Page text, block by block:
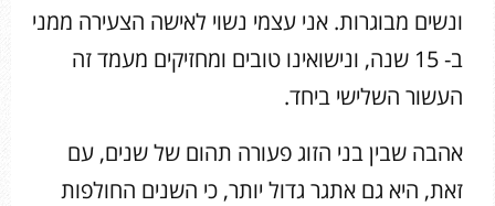
ונשים מבוגרות. אני עצמי נשוי לאישה הצעירה ממני
ב- 15 שנה, ונישואינו טובים ומחזיקים מעמד זה
העשור השלישי ביחד.
אהבה שבין בני הזוג פעורה תהום של שנים, עם
זאת, היא גם אתגר גדול יותר, כי השנים החולפות